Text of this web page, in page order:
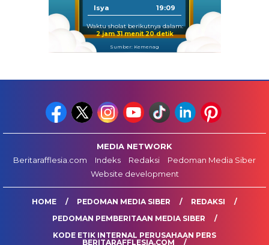
Isya 19:09
Waktu sholat berikutnya dalam:
2 jam 31 menit 19 detik
Sumber: Kemenag
MEDIA NETWORK
Beritarafflesia.com
Indeks Redaksi
Pedoman Media Siber
Website development
HOME PEDOMAN MEDIA SIBER
REDAKSI
PEDOMAN PEMBERITAAN MEDIA SIBER
KODE ETIK INTERNAL PERUSAHAAN PERS
BERITARAFFLESIA.COM